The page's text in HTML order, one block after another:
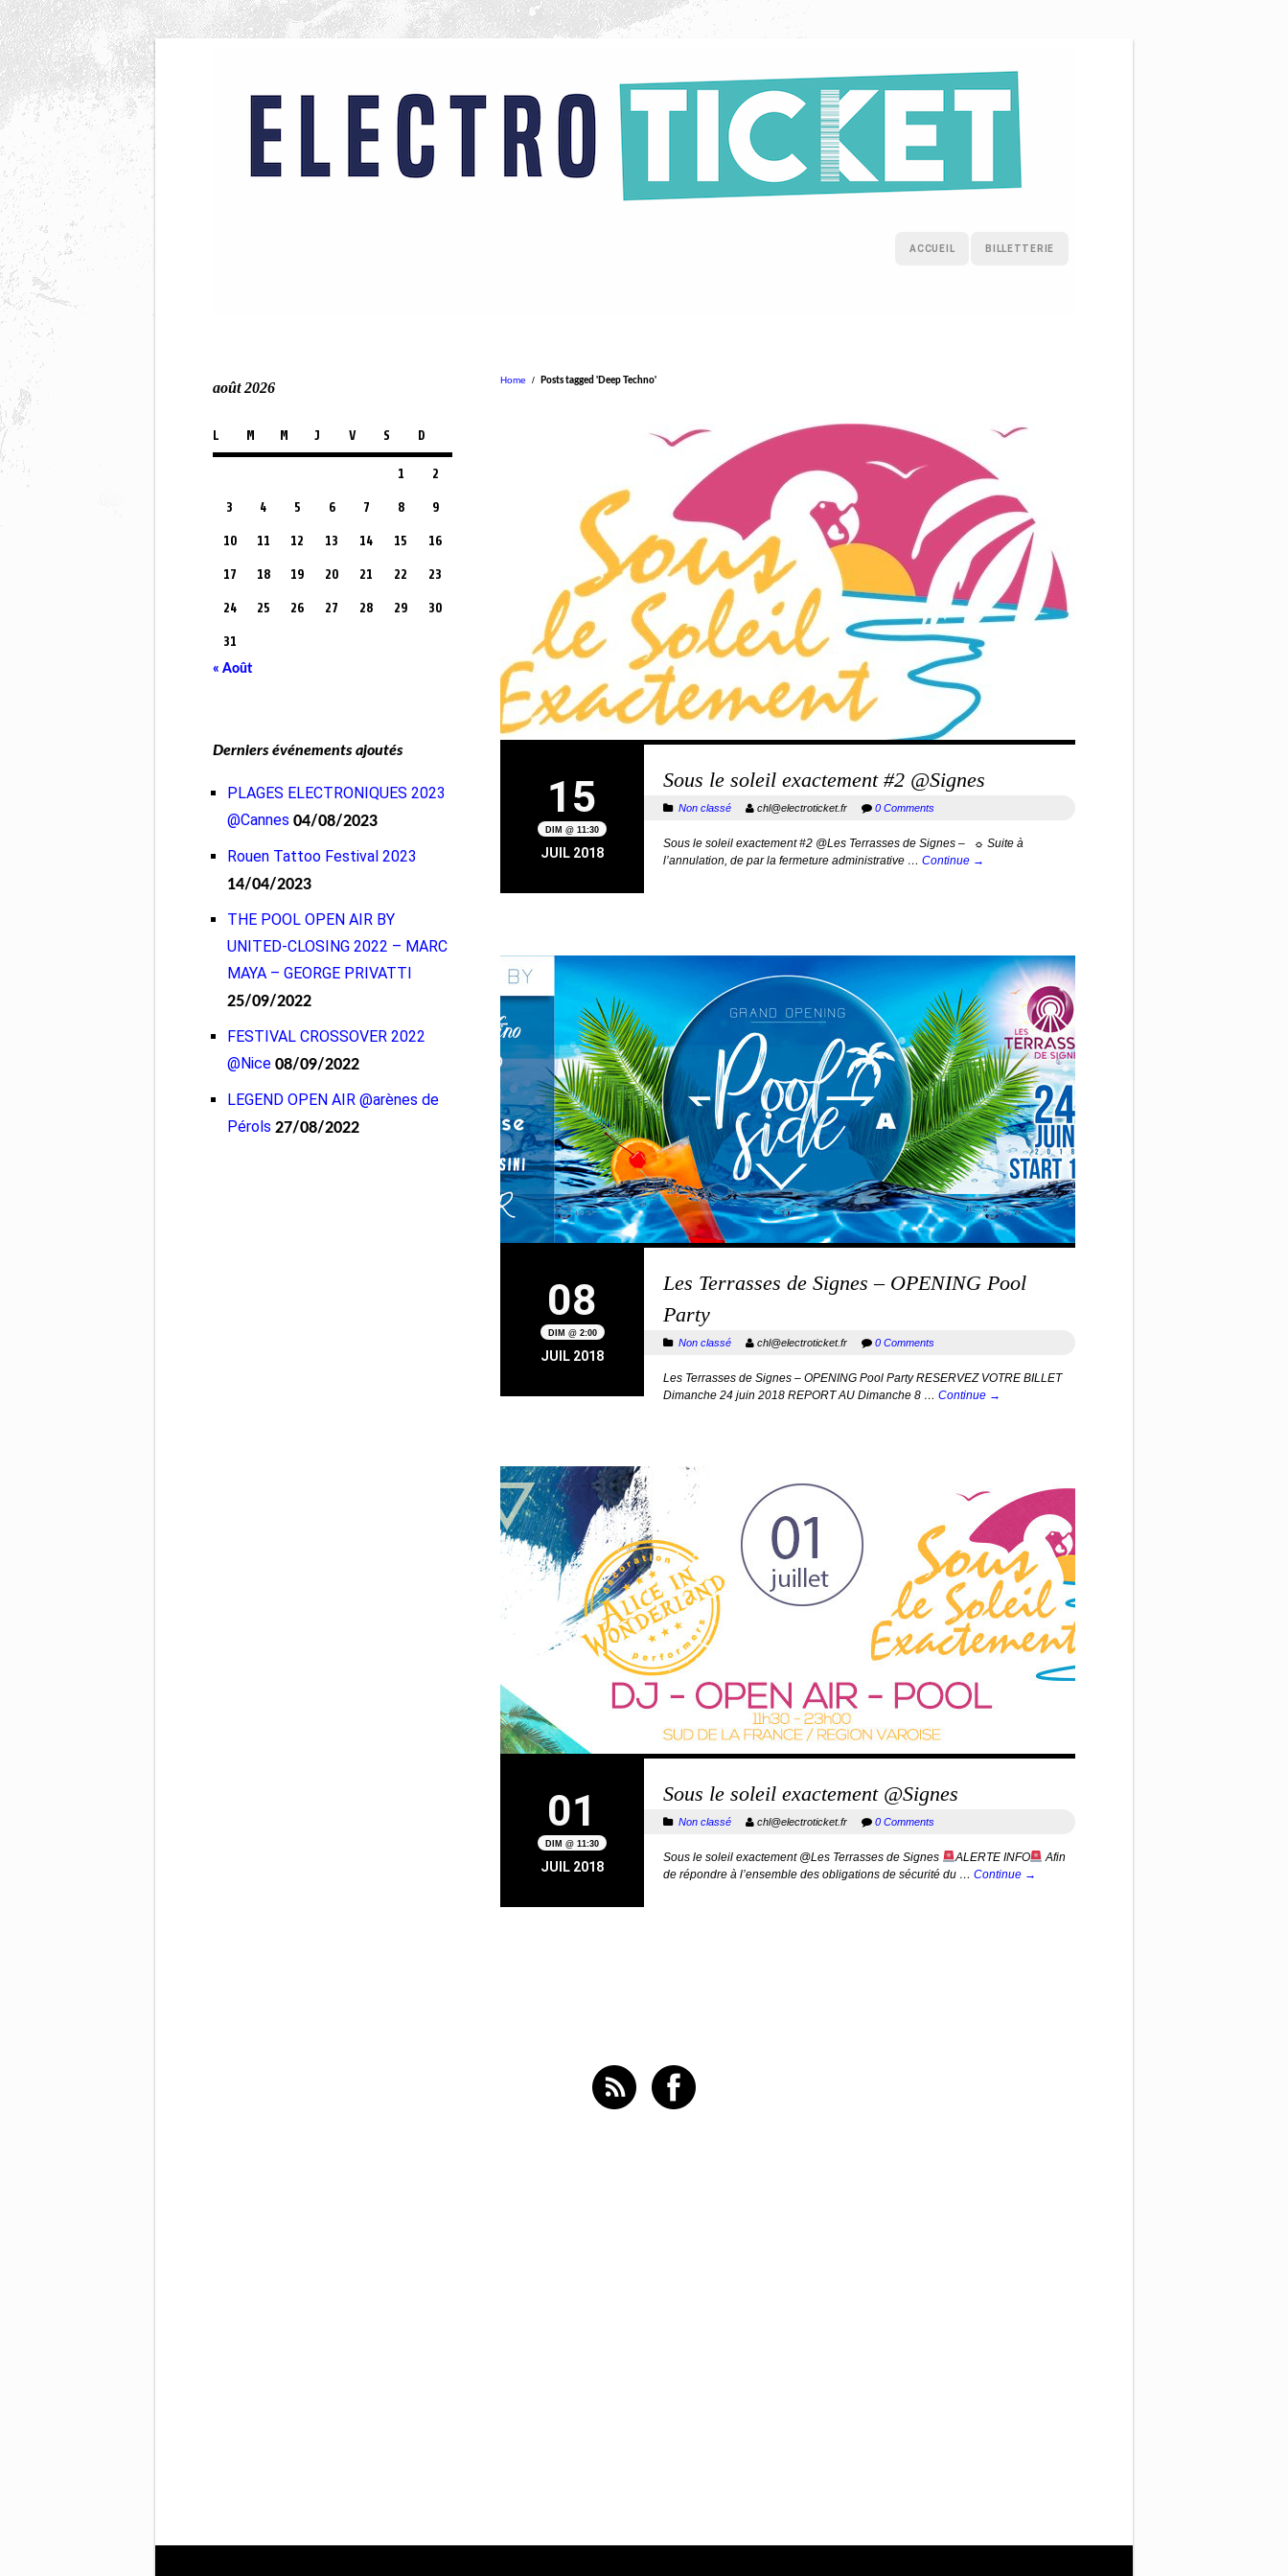
ACCUEIL BILLETTERIE
Home / Posts tagged 'Deep Techno'
15
DIM @ 11:30
JUIL 2018
Sous le soleil exactement #2 @Signes
Non classé chl@electroticket.fr 0 Comments
Sous le soleil exactement #2 @Les Terrasses de Signes – ☼ Suite à
l’annulation, de par la fermeture administrative … Continue →
08
DIM @ 2:00
JUIL 2018
Les Terrasses de Signes – OPENING Pool
Party
Non classé chl@electroticket.fr 0 Comments
Les Terrasses de Signes – OPENING Pool Party RESERVEZ VOTRE BILLET
Dimanche 24 juin 2018 REPORT AU Dimanche 8 … Continue →
01
DIM @ 11:30
JUIL 2018
Sous le soleil exactement @Signes
Non classé chl@electroticket.fr 0 Comments
Sous le soleil exactement @Les Terrasses de Signes ALERTE INFO
Afin
de répondre à l’ensemble des obligations de sécurité du … Continue →
août 2026
L M M J V S D
1 2
3 4 5 6 7 8 9
10 11 12 13 14 15 16
17 18 19 20 21 22 23
24 25 26 27 28 29 30
31
« Août
Derniers événements ajoutés
PLAGES ELECTRONIQUES 2023
@Cannes 04/08/2023
Rouen Tattoo Festival 2023
14/04/2023
THE POOL OPEN AIR BY
UNITED-CLOSING 2022 – MARC
MAYA – GEORGE PRIVATTI
25/09/2022
FESTIVAL CROSSOVER 2022
@Nice 08/09/2022
LEGEND OPEN AIR @arènes de
Pérols 27/08/2022